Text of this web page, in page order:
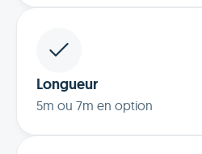
Longueur
5m ou 7m en option